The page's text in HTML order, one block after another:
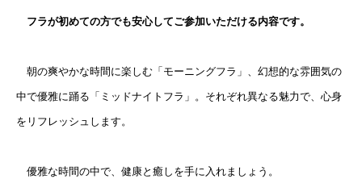
フラが初めての方でも安心してご参加いただける内容です。
朝の爽やかな時間に楽しむ「モーニングフラ」、幻想的な雰囲気の
中で優雅に踊る「ミッドナイトフラ」。それぞれ異なる魅力で、心身
をリフレッシュします。
優雅な時間の中で、健康と癒しを手に入れましょう。